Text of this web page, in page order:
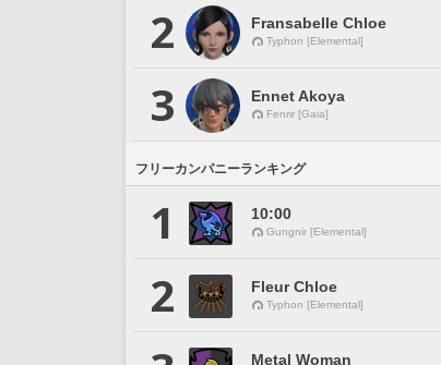
2 Fransabelle Chloe
Typhon [Elemental]
3 Ennet Akoya
Fenrir [Gaia]
フリーカンパニーランキング
1 10:00
Gungnir [Elemental]
2 Fleur Chloe
Typhon [Elemental]
Metal Woman